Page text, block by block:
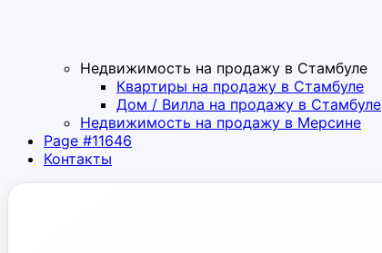
Недвижимость на продажу в Стамбуле
Квартиры на продажу в Стамбуле
Дом / Вилла на продажу в Стамбуле
Недвижимость на продажу в Мерсине
Page #11646
Контакты